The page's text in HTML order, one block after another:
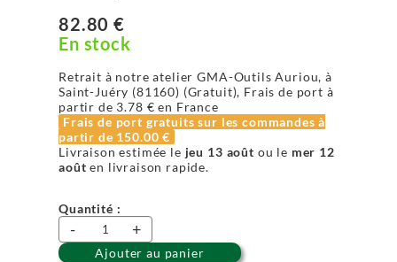
82.80 €
En stock
Retrait à notre atelier GMA-Outils Auriou, à
Saint-Juéry (81160) (Gratuit), Frais de port à
partir de 3.78 € en France
Frais de port gratuits sur les commandes à
partir de 150.00 €
Livraison estimée le jeu 13 août ou le mer 12
août en livraison rapide.
Quantité :
- +
Ajouter au panier